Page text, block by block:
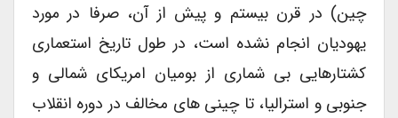
چین) در قرن بیستم و پیش از آن، صرفا در مورد
یهودیان انجام نشده است، در طول تاریخ استعماری
کشتارهایی بی شماری از بومیان امریکای شمالی و
جنوبی و استرالیا، تا چینی های مخالف در دوره انقلاب